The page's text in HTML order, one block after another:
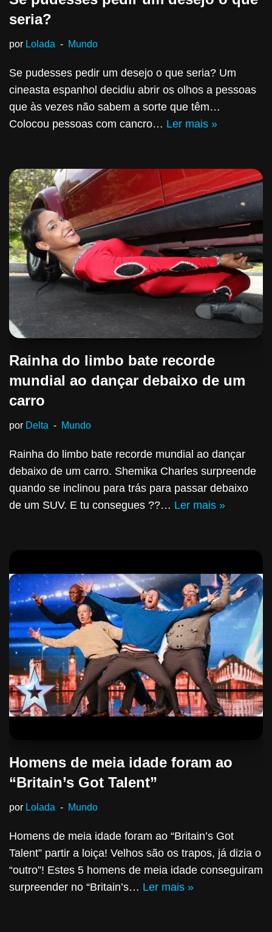
seria?
por Lolada Mundo
Se pudesses pedir um desejo o que seria? Um
cineasta espanhol decidiu abrir os olhos a pessoas
que às vezes não sabem a sorte que têm…
Colocou pessoas com cancro… Ler mais »
Rainha do limbo bate recorde
mundial ao dançar debaixo de um
carro
por Delta Mundo
Rainha do limbo bate recorde mundial ao dançar
debaixo de um carro. Shemika Charles surpreende
quando se inclinou para trás para passar debaixo
de um SUV. E tu consegues ??… Ler mais »
Homens de meia idade foram ao
“Britain’s Got Talent”
por Lolada Mundo
Homens de meia idade foram ao “Britain’s Got
Talent” partir a loiça! Velhos são os trapos, já dizia o
“outro”! Estes 5 homens de meia idade conseguiram
surpreender no “Britain’s… Ler mais »